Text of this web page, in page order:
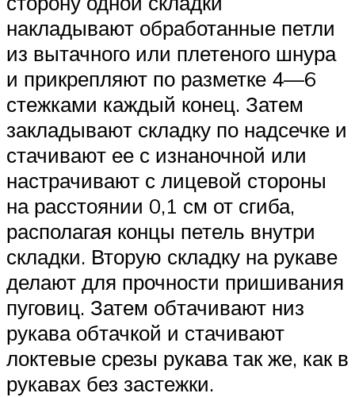
накладывают обработанные петли
из вытачного или плетеного шнура
и прикрепляют по разметке 4—6
стежками каждый конец. Затем
закладывают складку по надсечке и
стачивают ее с изнаночной или
настрачивают с лицевой стороны
на расстоянии 0,1 см от сгиба,
располагая концы петель внутри
складки. Вторую складку на рукаве
делают для прочности пришивания
пуговиц. Затем обтачивают низ
рукава обтачкой и стачивают
локтевые срезы рукава так же, как в
рукавах без застежки.